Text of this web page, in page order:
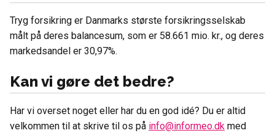
Tryg forsikring er Danmarks største forsikringsselskab
målt på deres balancesum, som er 58.661 mio. kr., og deres
markedsandel er 30,97%.
Kan vi gøre det bedre?
Har vi overset noget eller har du en god idé? Du er altid
velkommen til at skrive til os på info@informeo.dk med